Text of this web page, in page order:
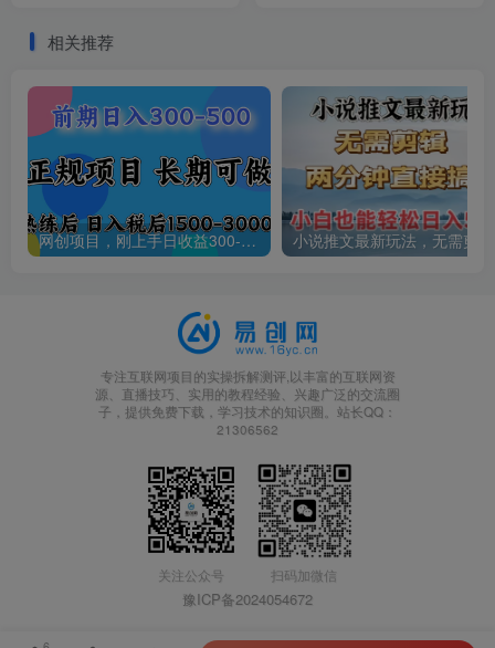
相关推荐
网创项目，刚上手日收益300-500左右，熟悉后日收益1500-3000
专注互联网项目的实操拆解测评,以丰富的互联网资
源、直播技巧、实用的教程经验、兴趣广泛的交流圈
子，提供免费下载，学习技术的知识圈。站长QQ：
21306562
关注公众号 扫码加微信
豫ICP备2024054672